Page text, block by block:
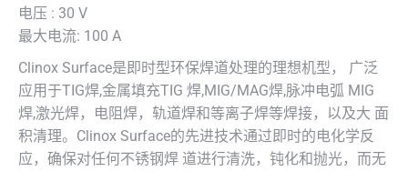
电压 : 30 V
最大电流: 100 A
Clinox Surface是即时型环保焊道处理的理想机型， 广泛
应用于TIG焊,金属填充TIG 焊,MIG/MAG焊,脉冲电弧 MIG
焊,激光焊，电阻焊，轨道焊和等离子焊等焊接，以及大 面
积清理。Clinox Surface的先进技术通过即时的电化学反
应，确保对任何不锈钢焊 道进行清洗，钝化和抛光，而无